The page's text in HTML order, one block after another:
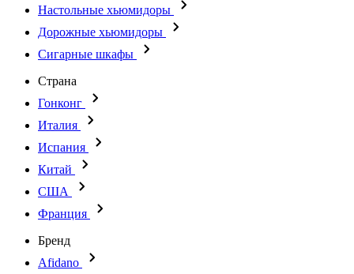
Настольные хьюмидоры
Дорожные хьюмидоры
Сигарные шкафы
Страна
Гонконг
Италия
Испания
Китай
США
Франция
Бренд
Afidano